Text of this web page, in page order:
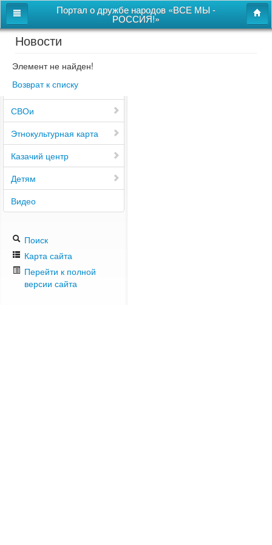
Портал о дружбе народов «ВСЕ МЫ -
РОССИЯ!»
Главная
Дом дружбы народов
Новости
СВОи
Этнокультурная карта
Казачий центр
Детям
Видео
Поиск
Карта сайта
Перейти к полной
версии сайта
Новости
Элемент не найден!
Возврат к списку